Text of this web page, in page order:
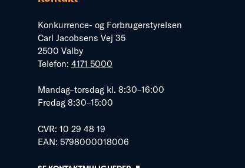
Konkurrence- og Forbrugerstyrelsen
Carl Jacobsens Vej 35
2500 Valby
Telefon: 4171 5000
Mandag–torsdag kl. 8:30–16:00
Fredag 8:30–15:00
CVR: 10 29 48 19
EAN: 5798000018006